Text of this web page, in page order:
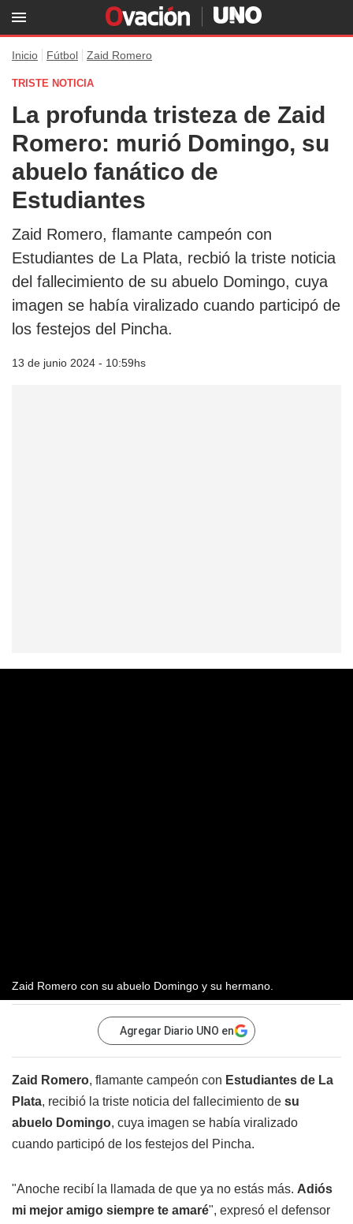
Inicio Fútbol Zaid Romero
TRISTE NOTICIA
La profunda tristeza de Zaid
Romero: murió Domingo, su
abuelo fanático de
Estudiantes
Zaid Romero, flamante campeón con
Estudiantes de La Plata, recbió la triste noticia
del fallecimiento de su abuelo Domingo, cuya
imagen se había viralizado cuando participó de
los festejos del Pincha.
13 de junio 2024 - 10:59hs
Zaid Romero con su abuelo Domingo y su hermano.
Agregar Diario UNO en
Zaid Romero, flamante campeón con Estudiantes de La
Plata, recibió la triste noticia del fallecimiento de su
abuelo Domingo, cuya imagen se había viralizado
cuando participó de los festejos del Pincha.
"Anoche recibí la llamada de que ya no estás más. Adiós
mi mejor amigo siempre te amaré", expresó el defensor